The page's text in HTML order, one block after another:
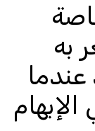
به